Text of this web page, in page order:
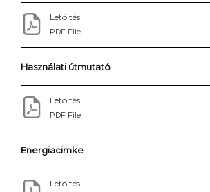
Letöltés
PDF File
Használati útmutató
Letöltés
PDF File
Energiacimke
Letöltés